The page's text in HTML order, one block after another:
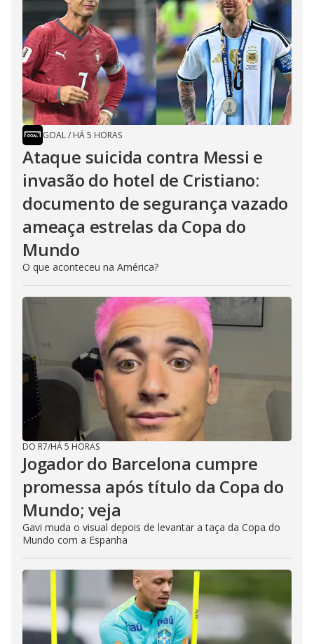
GOAL/ HÁ 5 HORAS
Ataque suicida contra Messi e
invasão do hotel de Cristiano:
documento de segurança vazado
ameaça estrelas da Copa do
Mundo
O que aconteceu na América?
DO R7/HÁ 5 HORAS
Jogador do Barcelona cumpre
promessa após título da Copa do
Mundo; veja
Gavi muda o visual depois de levantar a taça da Copa do
Mundo com a Espanha